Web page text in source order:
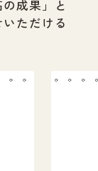
成果」と
ただける